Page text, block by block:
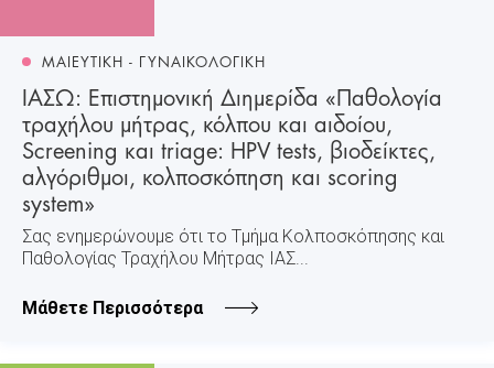
ΜΑΙΕΥΤΙΚΗ - ΓΥΝΑΙΚΟΛΟΓΙΚΗ
ΙΑΣΩ: Επιστημονική Διημερίδα «Παθολογία
τραχήλου μήτρας, κόλπου και αιδοίου,
Screening και triage: HPV tests, βιοδείκτες,
αλγόριθμοι, κολποσκόπηση και scoring
system»
Σας ενημερώνουμε ότι το Τµήµα Κολποσκόπησης και
Παθολογίας Τραχήλου Μήτρας ΙΑΣ...
Μάθετε Περισσότερα